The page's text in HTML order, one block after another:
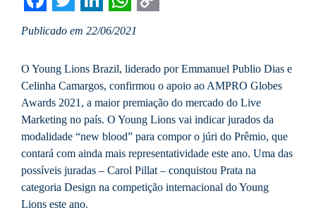
Facebook
Twitter
LinkedIn
WhatsApp
Publicado em 22/06/2021
O Young Lions Brazil, liderado por Emmanuel Publio Dias e
Celinha Camargos, confirmou o apoio ao AMPRO Globes
Awards 2021, a maior premiação do mercado do Live
Marketing no país. O Young Lions vai indicar jurados da
modalidade “new blood” para compor o júri do Prêmio, que
contará com ainda mais representatividade este ano. Uma das
possíveis juradas – Carol Pillat – conquistou Prata na
categoria Design na competição internacional do Young
Lions este ano.